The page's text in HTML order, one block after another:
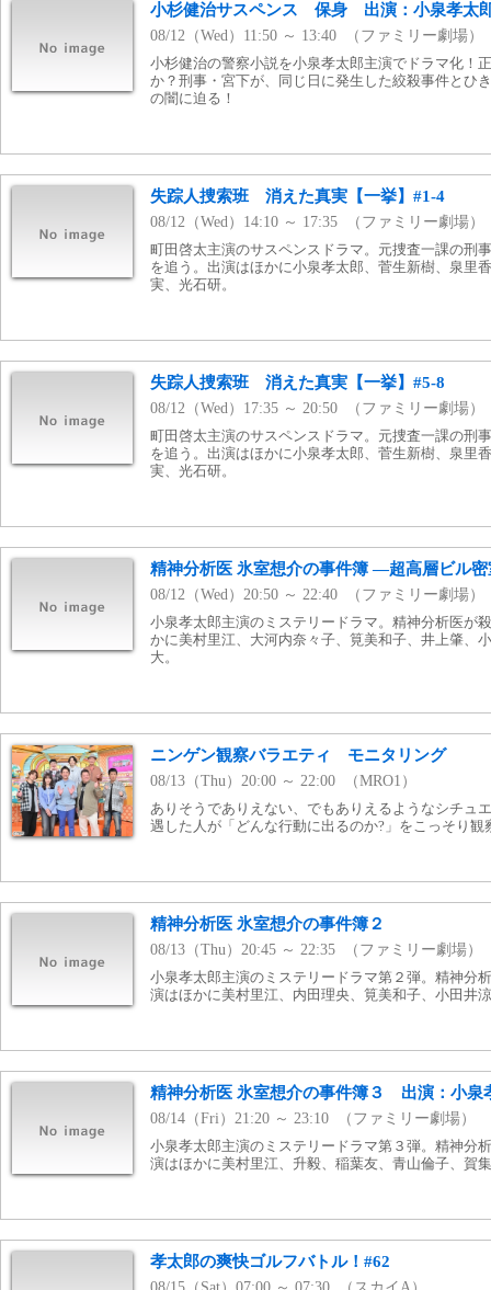
小杉健治サスペンス 保身 出演：小泉孝太
08/12（Wed）11:50 ～ 13:40 （ファミリー劇場）
小杉健治の警察小説を小泉孝太郎主演でドラマ化！
か？刑事・宮下が、同じ日に発生した絞殺事件とひ
の闇に迫る！
失踪人捜索班 消えた真実【一挙】#1-4
08/12（Wed）14:10 ～ 17:35 （ファミリー劇場）
町田啓太主演のサスペンスドラマ。元捜査一課の刑
を追う。出演はほかに小泉孝太郎、菅生新樹、泉里
実、光石研。
失踪人捜索班 消えた真実【一挙】#5-8
08/12（Wed）17:35 ～ 20:50 （ファミリー劇場）
町田啓太主演のサスペンスドラマ。元捜査一課の刑
を追う。出演はほかに小泉孝太郎、菅生新樹、泉里
実、光石研。
精神分析医 氷室想介の事件簿 —超高層ビル
08/12（Wed）20:50 ～ 22:40 （ファミリー劇場）
小泉孝太郎主演のミステリードラマ。精神分析医が
かに美村里江、大河内奈々子、筧美和子、井上肇、
大。
ニンゲン観察バラエティ モニタリング
08/13（Thu）20:00 ～ 22:00 （MRO1）
ありそうでありえない、でもありえるようなシチュ
遇した人が「どんな行動に出るのか?」をこっそり観
精神分析医 氷室想介の事件簿２
08/13（Thu）20:45 ～ 22:35 （ファミリー劇場）
小泉孝太郎主演のミステリードラマ第２弾。精神分
演はほかに美村里江、内田理央、筧美和子、小田井
精神分析医 氷室想介の事件簿３ 出演：小泉
08/14（Fri）21:20 ～ 23:10 （ファミリー劇場）
小泉孝太郎主演のミステリードラマ第３弾。精神分
演はほかに美村里江、升毅、稲葉友、青山倫子、賀
孝太郎の爽快ゴルフバトル！#62